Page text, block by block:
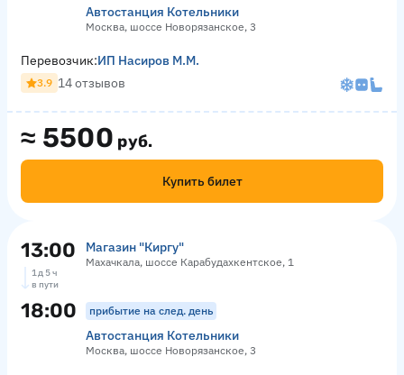
Автостанция Котельники
Москва, шоссе Новорязанское, 3
≈ 5500 руб.
Купить билет
Перевозчик:ИП Насиров М.М.
3.9 14 отзывов
13:00 Магазин "Киргу"
Махачкала, шоссе Карабудахкентское, 1
1 д 5 ч
в пути
18:00 прибытие на след. день
Автостанция Котельники
Москва, шоссе Новорязанское, 3